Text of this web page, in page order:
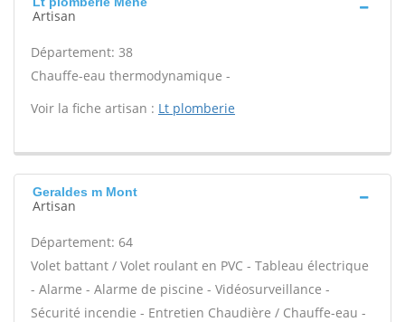
Artisan
Département: 38
Chauffe-eau thermodynamique -
Voir la fiche artisan : Lt plomberie
Geraldes m Mont
Artisan
Département: 64
Volet battant / Volet roulant en PVC - Tableau électrique
- Alarme - Alarme de piscine - Vidéosurveillance -
Sécurité incendie - Entretien Chaudière / Chauffe-eau -